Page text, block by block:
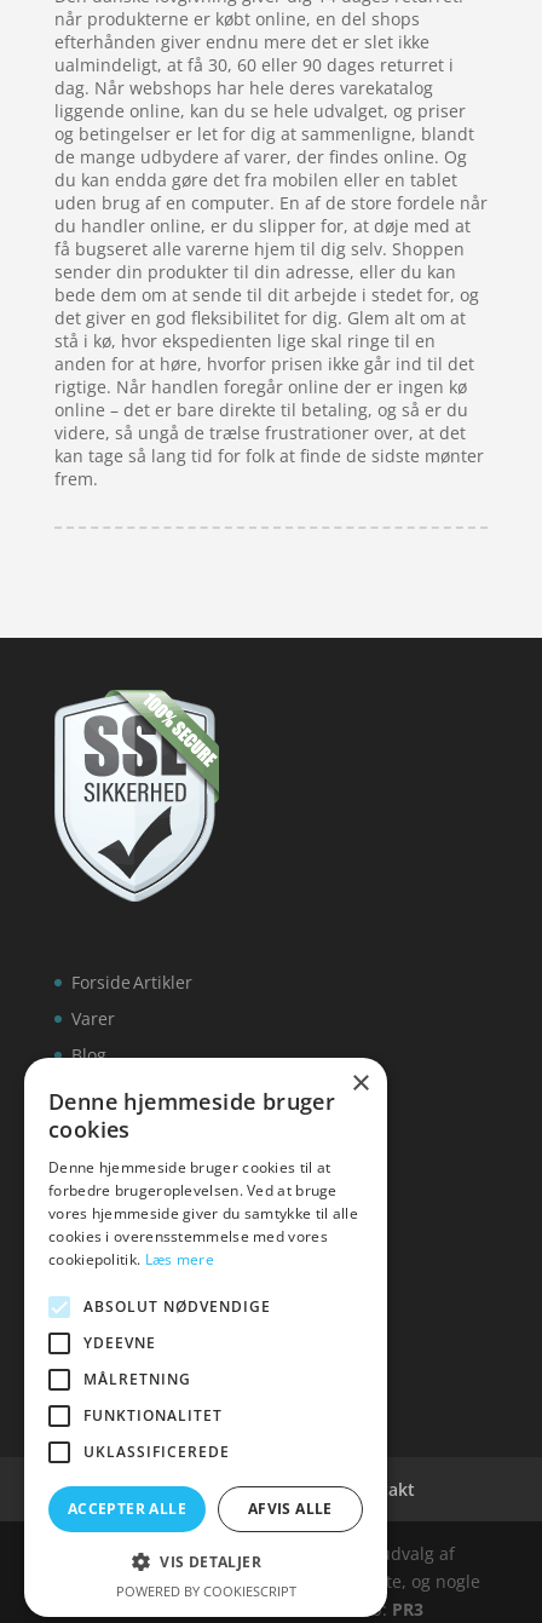
når produkterne er købt online, en del shops
efterhånden giver endnu mere det er slet ikke
ualmindeligt, at få 30, 60 eller 90 dages returret i
dag. Når webshops har hele deres varekatalog
liggende online, kan du se hele udvalget, og priser
og betingelser er let for dig at sammenligne, blandt
de mange udbydere af varer, der findes online. Og
du kan endda gøre det fra mobilen eller en tablet
uden brug af en computer. En af de store fordele når
du handler online, er du slipper for, at døje med at
få bugseret alle varerne hjem til dig selv. Shoppen
sender din produkter til din adresse, eller du kan
bede dem om at sende til dit arbejde i stedet for, og
det giver en god fleksibilitet for dig. Glem alt om at
stå i kø, hvor ekspedienten lige skal ringe til en
anden for at høre, hvorfor prisen ikke går ind til det
rigtige. Når handlen foregår online der er ingen kø
online – det er bare direkte til betaling, og så er du
videre, så ungå de trælse frustrationer over, at det
kan tage så lang tid for folk at finde de sidste mønter
frem.
Forside
Varer
Blog
Kontakt
Artikler
hvidevaremagasinet
Tlf: 7876 8672
Mail:
Cookie- og privatlivspolitik Kontakt
Denne hjemmeside samler et bredt udvalg af
spændende varer. Siden er et affiiliatesite, og nogle
links kan være affiliatelinks. Web: PR3
×
Denne hjemmeside bruger
cookies
Denne hjemmeside bruger cookies til at
forbedre brugeroplevelsen. Ved at bruge
vores hjemmeside giver du samtykke til alle
cookies i overensstemmelse med vores
cookiepolitik. Læs mere
ABSOLUT NØDVENDIGE
YDEEVNE
MÅLRETNING
FUNKTIONALITET
UKLASSIFICEREDE
ACCEPTER ALLE AFVIS ALLE
VIS DETALJER
POWERED BY COOKIESCRIPT